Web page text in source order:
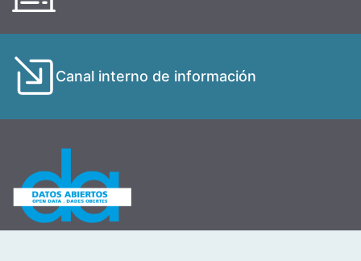
Canal interno de información